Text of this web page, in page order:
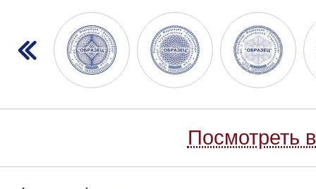
Посмотреть